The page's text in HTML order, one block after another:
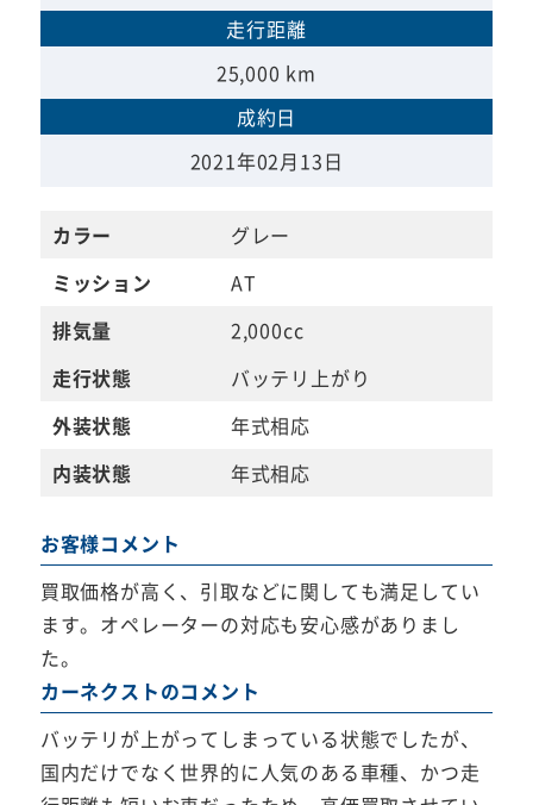
走行距離
25,000 km
成約日
2021年02月13日
カラー
グレー
ミッション
AT
排気量
2,000cc
走行状態
バッテリ上がり
外装状態
年式相応
内装状態
年式相応
お客様コメント
買取価格が高く、引取などに関しても満足してい
ます。オペレーターの対応も安心感がありまし
た。
カーネクストのコメント
バッテリが上がってしまっている状態でしたが、
国内だけでなく世界的に人気のある車種、かつ走